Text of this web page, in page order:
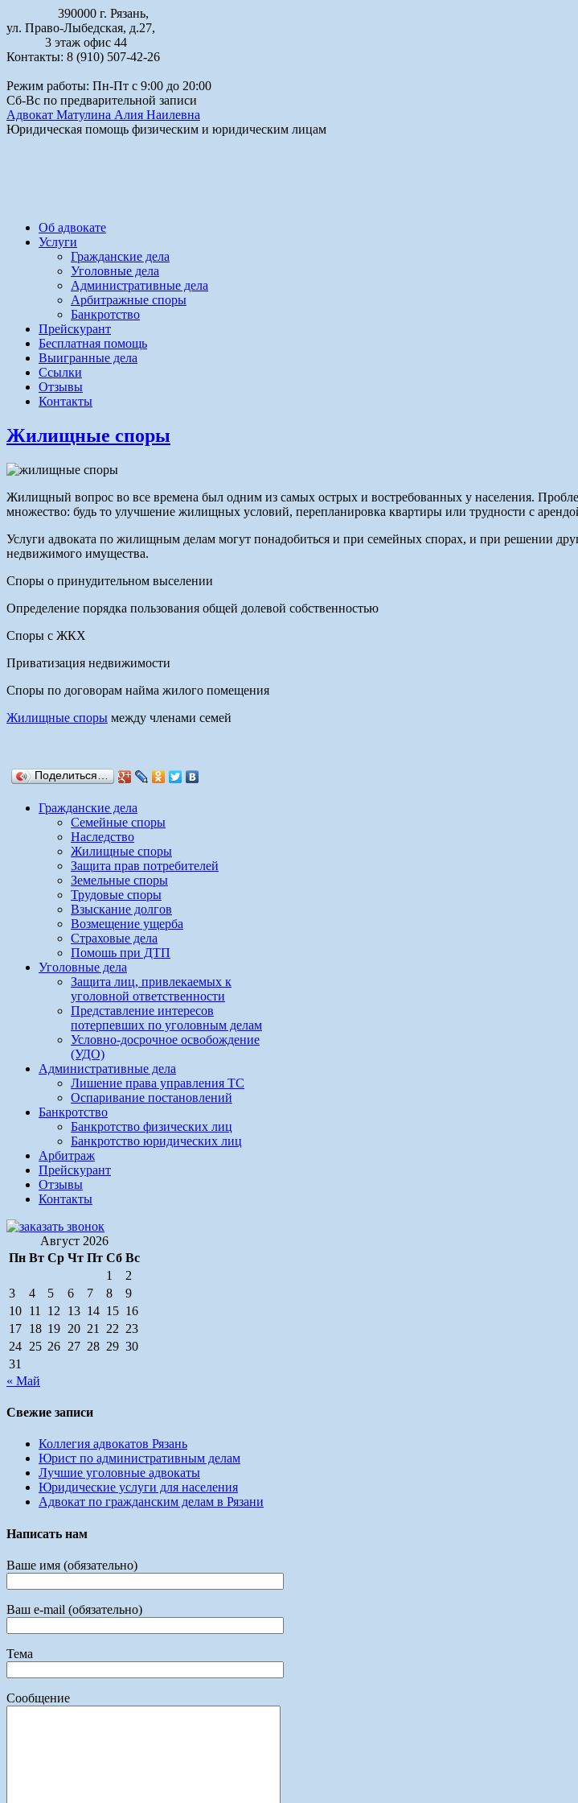
390000 г. Рязань,
ул. Право-Лыбедская, д.27,
3 этаж офис 44
Контакты: 8 (910) 507-42-26
Режим работы: Пн-Пт с 9:00 до 20:00
Сб-Вс по предварительной записи
Адвокат Матулина Алия Наилевна
Юридическая помощь физическим и юридическим лицам
Об адвокате
Услуги
Гражданские дела
Уголовные дела
Административные дела
Арбитражные споры
Банкротство
Прейскурант
Бесплатная помощь
Выигранные дела
Ссылки
Отзывы
Контакты
Жилищные споры
Жилищный вопрос во все времена был одним из самых острых и востребованных у населения.
множество: будь то улучшение жилищных условий, перепланировка квартиры или трудности с
Услуги адвоката по жилищным делам могут понадобиться и при семейных спорах, и при решении
недвижимого имущества.
Споры о принудительном выселении
Определение порядка пользования общей долевой собственностью
Споры с ЖКХ
Приватизация недвижимости
Споры по договорам найма жилого помещения
Жилищные споры между членами семей
Поделиться…
Гражданские дела
Семейные споры
Наследство
Жилищные споры
Защита прав потребителей
Земельные споры
Трудовые споры
Взыскание долгов
Возмещение ущерба
Страховые дела
Помошь при ДТП
Уголовные дела
Защита лиц, привлекаемых к
уголовной ответственности
Представление интересов
потерпевших по уголовным делам
Условно-досрочное освобождение
(УДО)
Административные дела
Лишение права управления ТС
Оспаривание постановлений
Банкротство
Банкротство физических лиц
Банкротство юридических лиц
Арбитраж
Прейскурант
Отзывы
Контакты
Август 2026
Пн Вт Ср Чт Пт Сб Вс
1
2
3
4 5 6 7 8
9
10 11 12 13 14 15 16
17 18 19 20 21 22 23
24 25 26 27 28 29 30
31
« Май
Свежие записи
Коллегия адвокатов Рязань
Юрист по административным делам
Лучшие уголовные адвокаты
Юридические услуги для населения
Адвокат по гражданским делам в Рязани
Написать нам
Ваше имя (обязательно)
Ваш e-mail (обязательно)
Тема
Сообщение